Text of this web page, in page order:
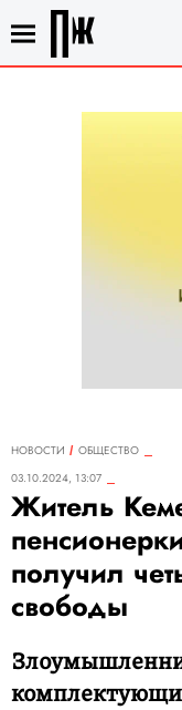
НОВОСТИ
ОБЩЕСТВО
03.10.2024, 13:07
Житель
получил
свободы